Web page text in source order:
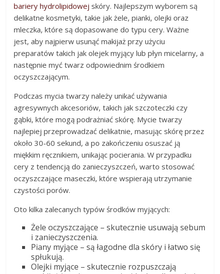
bariery hydrolipidowej skóry. Najlepszym wyborem są
delikatne kosmetyki, takie jak żele, pianki, olejki oraz
mleczka, które są dopasowane do typu cery. Ważne
jest, aby najpierw usunąć makijaż przy użyciu
preparatów takich jak olejek myjący lub płyn micelarny, a
następnie myć twarz odpowiednim środkiem
oczyszczającym.
Podczas mycia twarzy należy unikać używania
agresywnych akcesoriów, takich jak szczoteczki czy
gąbki, które mogą podrażniać skórę. Mycie twarzy
najlepiej przeprowadzać delikatnie, masując skórę przez
około 30-60 sekund, a po zakończeniu osuszać ją
miękkim ręcznikiem, unikając pocierania. W przypadku
cery z tendencją do zanieczyszczeń, warto stosować
oczyszczające maseczki, które wspierają utrzymanie
czystości porów.
Oto kilka zalecanych typów środków myjących:
Żele oczyszczające – skutecznie usuwają sebum
i zanieczyszczenia.
Piany myjące – są łagodne dla skóry i łatwo się
spłukują.
Olejki myjące – skutecznie rozpuszczają